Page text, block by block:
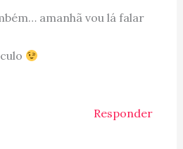
amanhã vou lá falar
Responder